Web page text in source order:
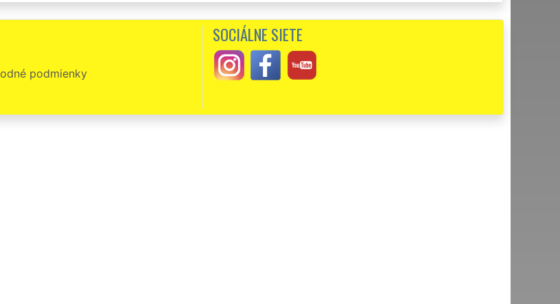
podmienky
SOCIÁLNE SIETE